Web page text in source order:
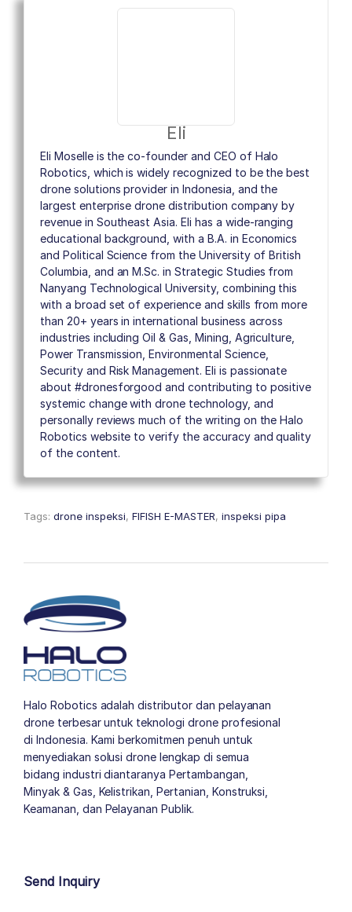
Eli
Eli Moselle is the co-founder and CEO of Halo
Robotics, which is widely recognized to be the best
drone solutions provider in Indonesia, and the
largest enterprise drone distribution company by
revenue in Southeast Asia. Eli has a wide-ranging
educational background, with a B.A. in Economics
and Political Science from the University of British
Columbia, and an M.Sc. in Strategic Studies from
Nanyang Technological University, combining this
with a broad set of experience and skills from more
than 20+ years in international business across
industries including Oil & Gas, Mining, Agriculture,
Power Transmission, Environmental Science,
Security and Risk Management. Eli is passionate
about #dronesforgood and contributing to positive
systemic change with drone technology, and
personally reviews much of the writing on the Halo
Robotics website to verify the accuracy and quality
of the content.
Tags: drone inspeksi, FIFISH E-MASTER, inspeksi pipa
Halo Robotics adalah distributor dan pelayanan
drone terbesar untuk teknologi drone profesional
di Indonesia. Kami berkomitmen penuh untuk
menyediakan solusi drone lengkap di semua
bidang industri diantaranya Pertambangan,
Minyak & Gas, Kelistrikan, Pertanian, Konstruksi,
Keamanan, dan Pelayanan Publik.
Send Inquiry